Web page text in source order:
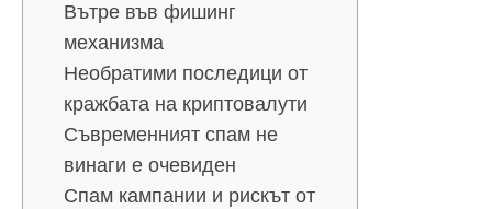
Вътре във фишинг
механизма
Необратими последици от
кражбата на криптовалути
Съвременният спам не
винаги е очевиден
Спам кампании и рискът от